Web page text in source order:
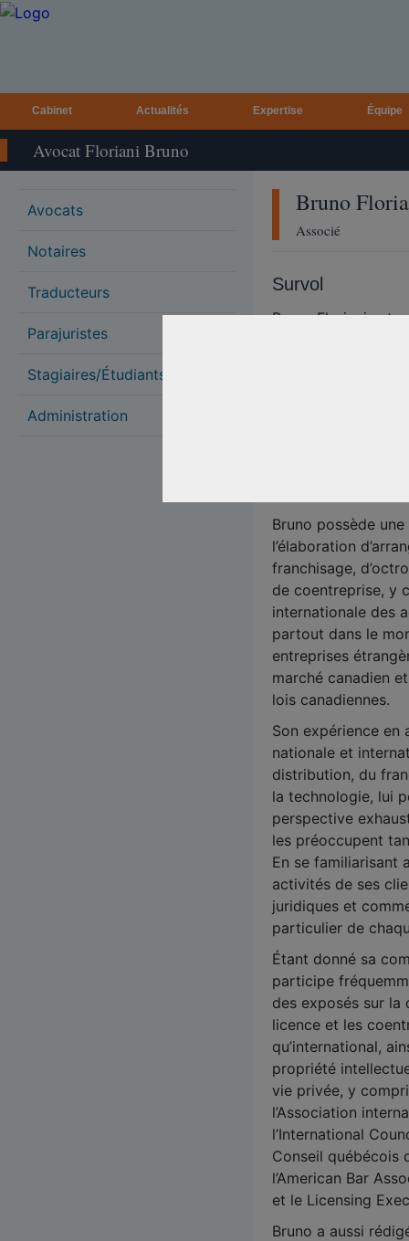
Cabinet Actualités Expertise Équipe
Avocat Floriani Bruno
Avocats
Notaires
Traducteurs
Parajuristes
Stagiaires/Étudiants
Administration
Bruno
Associé
Survol
Bruno Floriani est
Bruno possède
l’élaboration
franchisage,
de coentreprise, y
internationale des
partout dans le
entreprises
marché canadien
lois canadiennes.
Son expérience en
nationale et
distribution, du
la technologie, lui
perspective
les préoccupent
En se familiarisant
activités de ses
juridiques et
particulier de
Étant donné sa
participe
des exposés sur la
licence et les
qu’international,
propriété
vie privée, y
l’Association
l’International
Conseil québécois
l’American Bar
et le Licensing
Bruno a aussi